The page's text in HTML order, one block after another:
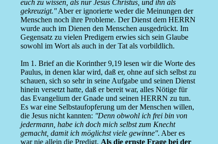
euch zu wissen, als nur Jesus Christus, und ihn als
gekreuzigt.''Aber er ignorierte weder die Meinungen der
Menschen noch ihre Probleme. Der Dienst dem HERRN
wurde auch im Dienen den Menschen ausgedrückt. Im
Gegensatz zu vielen Predigern erwies sich sein Glaube
sowohl im Wort als auch in der Tat als vorbildlich.
Im 1. Brief an die Korinther 9,19 lesen wir die Worte des
Paulus, in denen klar wird, daß er, ohne auf sich selbst zu
schauen, sich so sehr in seine Aufgabe und seinen Dienst
hinein versetzt hatte, daß er bereit war, alles Nötige für
das Evangelium der Gnade und seinen HERRN zu tun.
Es war eine Selbstaufopferung um der Menschen willen,
die Jesus nicht kannten: ''Denn obwohl ich frei bin von
jedermann, habe ich doch mich selbst zum Knecht
gemacht, damit ich möglichst viele gewinne''. Aber es
war nie allein die Predigt. Als die ernste Frage bei der